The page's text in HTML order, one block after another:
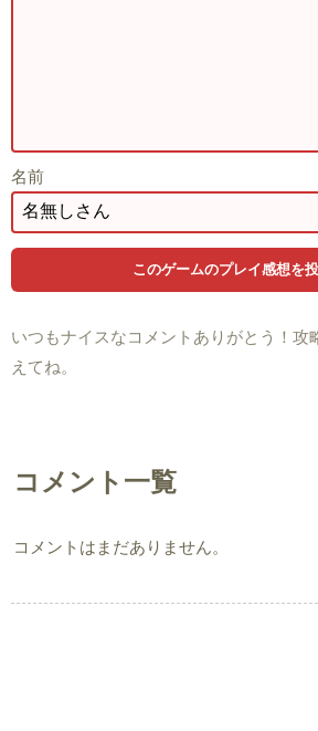
名前
いつもナイスなコメントありがとう！攻
えてね。
コメント一覧
コメントはまだありません。